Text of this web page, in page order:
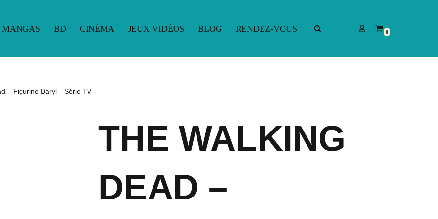
MANGAS BD CINÉMA JEUX VIDÉOS BLOG RENDEZ-VOUS 0
– Figurine Daryl – Série TV
THE WALKING
DEAD –